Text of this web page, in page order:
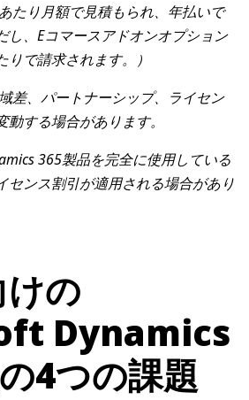
たり月額で見積もられ、年払いで
し、Eコマースアドオンオプション
で請求されます。）
差、パートナーシップ、ライセン
する場合があります。
365製品を完全に使用している
センス割引が適用される場合があり
の
Dynamics
4つの課題